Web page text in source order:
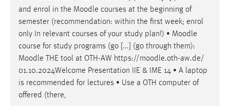
and enrol in the Moodle courses at the beginning of
semester (recommendation: within the first week; enrol
only In relevant courses of your study plan!) • Moodle
course for study programs (go [...] (go through them):
Moodle THE tool at OTH-AW https://moodle.oth-aw.de/
01.10.2024Welcome Presentation IIE & IME 14 • A laptop
is recommended for lectures • Use a OTH computer of
offered (there,
Wird benötigt um die Chatfunktion nutzen zu können.
Cookie Laufzeit:
5e9dbeb1811c0446 = Sitzungslaufzeit, mibew_locale = 3
Jahre, MIBEW_UserID = 1 Jahr
Login